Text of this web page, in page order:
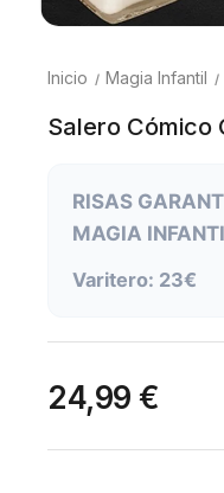
Inicio Magia Infantil
Salero Cómico
RISAS
MAGIA
Varitero: 23€
24,99 €